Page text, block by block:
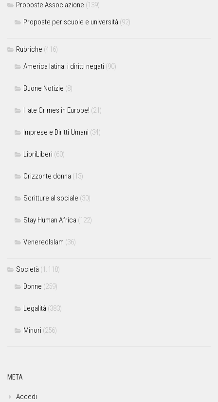
Proposte Associazione (139)
Proposte per scuole e università (92)
Rubriche (416)
America latina: i diritti negati (90)
Buone Notizie (8)
Hate Crimes in Europe! (21)
Imprese e Diritti Umani (34)
LibriLiberi (60)
Orizzonte donna (13)
Scritture al sociale (30)
Stay Human Africa (122)
VeneredIslam (36)
Società (1.118)
Donne (259)
Legalità (383)
Minori (256)
META
Accedi